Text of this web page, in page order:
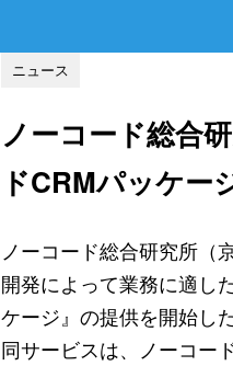
ニュース
ノーコード総合
ドCRMパッケー
ノーコード総合研究所（
開発によって業務に適し
ケージ』の提供を開始した
同サービスは、ノーコー